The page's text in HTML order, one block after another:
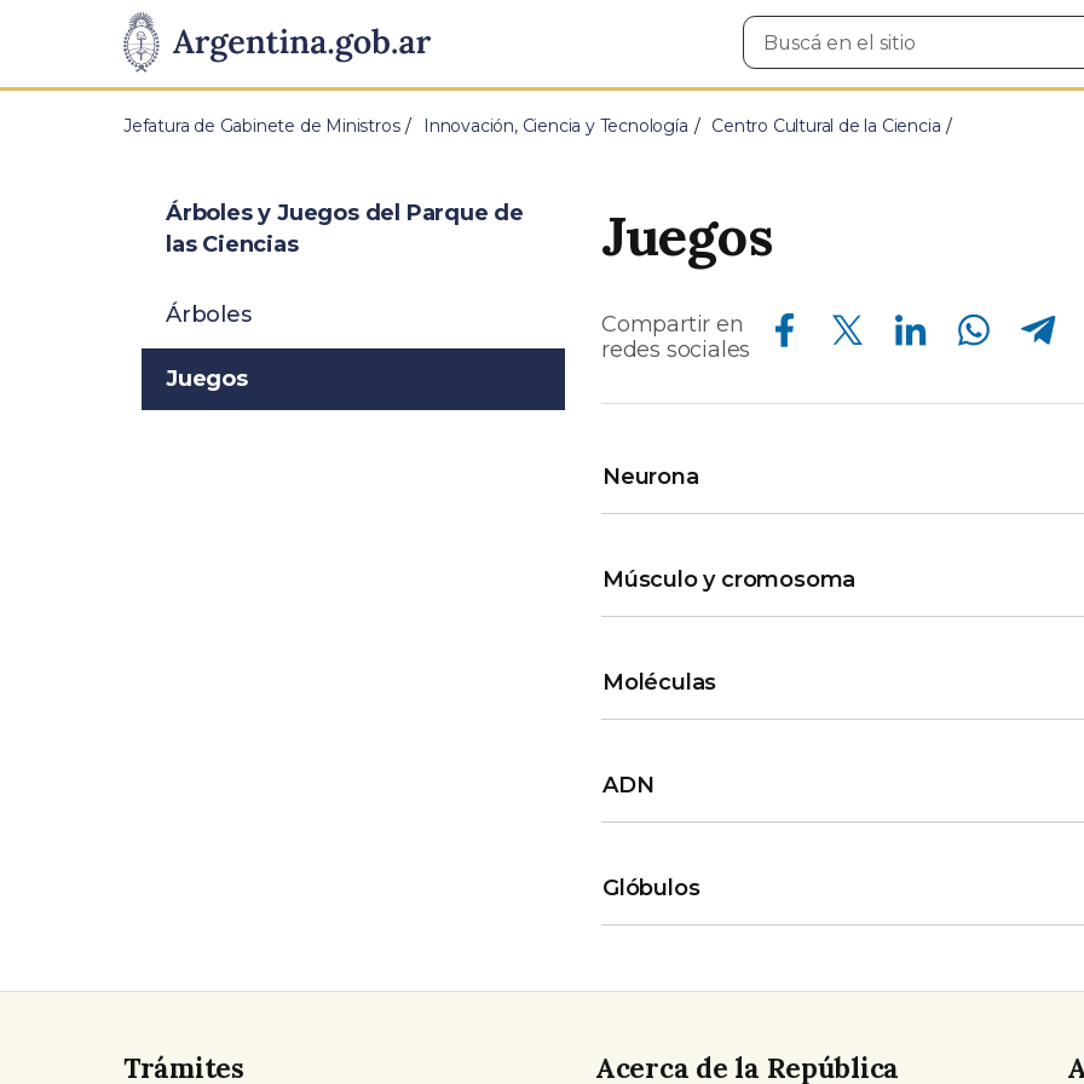
Presidencia
de
Pasar al contenido principal
Buscar
en
Jefatura de Gabinete de Ministros Innovación, Ciencia y Tecnología Centro Cultural de la Ciencia
Juegos
Compartir en
redes sociales
Compartir en Facebook Compartir en Twitter Compartir en Linkedin Compartir en Whatsapp Compartir en Telegram
Neurona
Músculo y cromosoma
Moléculas
ADN
Glóbulos
Árboles y Juegos del Parque de
las Ciencias
Árboles
Juegos
Trámites
Acerca de la República